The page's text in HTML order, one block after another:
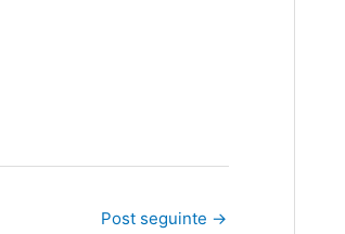
Post seguinte →